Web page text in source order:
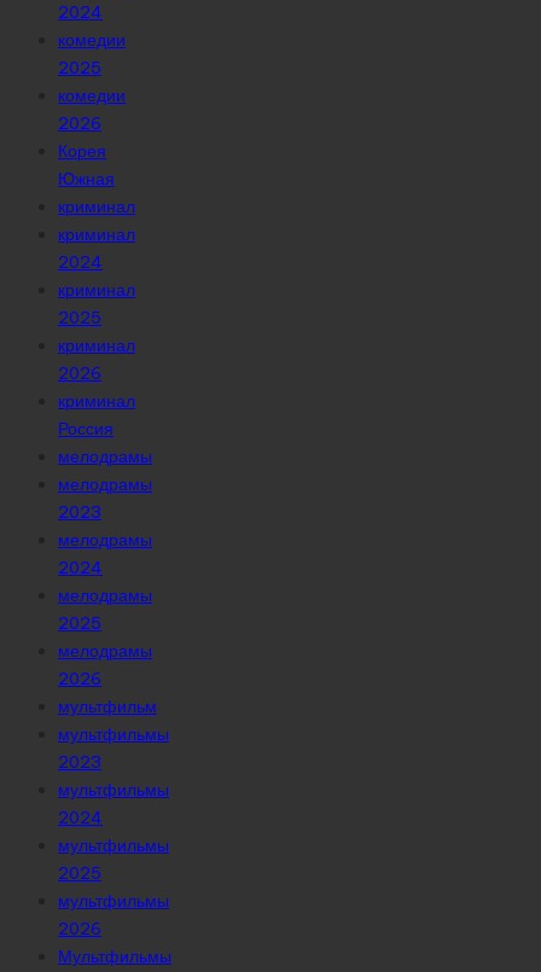
2024
комедии
2025
комедии
2026
Корея
Южная
криминал
криминал
2024
криминал
2025
криминал
2026
криминал
Россия
мелодрамы
мелодрамы
2023
мелодрамы
2024
мелодрамы
2025
мелодрамы
2026
мультфильм
мультфильмы
2023
мультфильмы
2024
мультфильмы
2025
мультфильмы
2026
Мультфильмы